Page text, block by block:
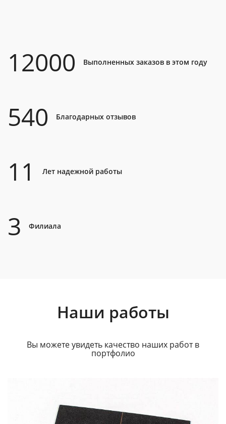
12000 Выполненных заказов в этом году
540 Благодарных отзывов
11 Лет надежной работы
3 Филиала
Наши работы
Вы можете увидеть качество наших работ в
портфолио